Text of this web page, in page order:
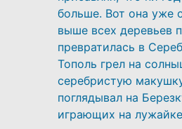
больше. Вот она уже
выше всех деревьев
превратилась в
Тополь грел на
серебристую
поглядывал на
играющих на